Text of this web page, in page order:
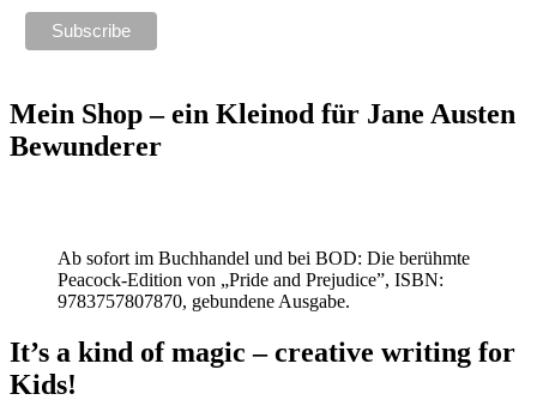
Mein Shop – ein Kleinod für Jane Austen
Bewunderer
Ab sofort im Buchhandel und bei BOD: Die berühmte
Peacock-Edition von „Pride and Prejudice”, ISBN:
9783757807870, gebundene Ausgabe.
It’s a kind of magic – creative writing for
Kids!